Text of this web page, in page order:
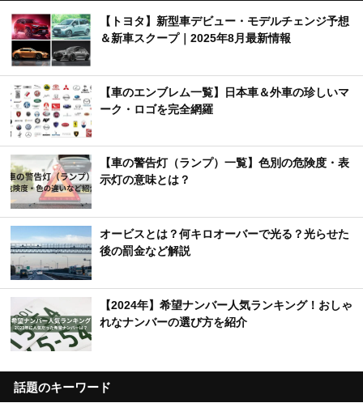
【トヨタ】新型車デビュー・モデルチェンジ予想
＆新車スクープ｜2025年8月最新情報
【車のエンブレム一覧】日本車＆外車の珍しいマ
ーク・ロゴを完全網羅
【車の警告灯（ランプ）一覧】色別の危険度・表
示灯の意味とは？
オービスとは？何キロオーバーで光る？光らせた
後の罰金など解説
【2024年】希望ナンバー人気ランキング！おしゃ
れなナンバーの選び方を紹介
話題のキーワード